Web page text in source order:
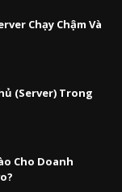
Chạy Chậm Và
(Server) Trong
Cho Doanh